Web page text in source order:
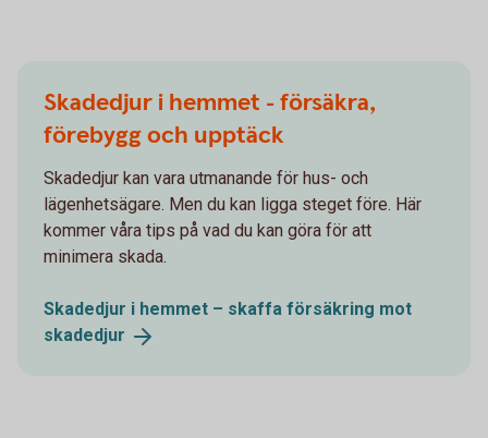
Skadedjur i hemmet - försäkra,
förebygg och upptäck
Skadedjur kan vara utmanande för hus- och
lägenhetsägare. Men du kan ligga steget före. Här
kommer våra tips på vad du kan göra för att
minimera skada.
Skadedjur i hemmet – skaffa försäkring mot
skadedjur